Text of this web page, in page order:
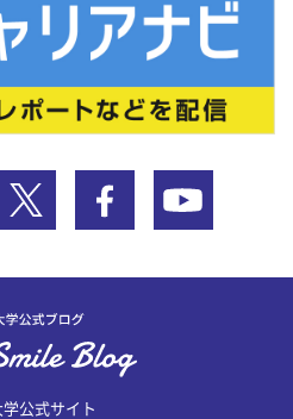
公式サイト